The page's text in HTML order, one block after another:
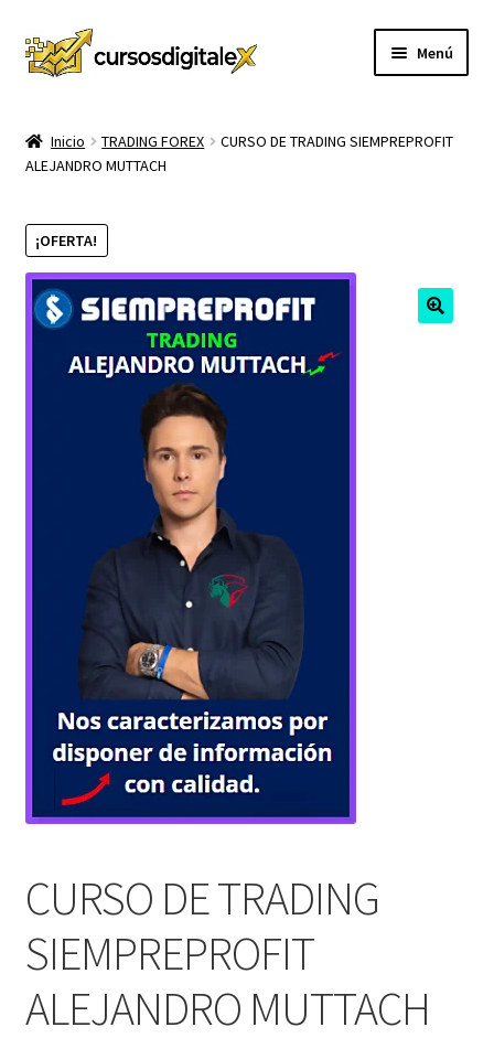
Ir
a
Ir
al
Menú
TIENDA
CURSOS
hijo
MEMBRESIA
Inicio TRADING FOREX
CURSO DE TRADING SIEMPREPROFIT
ALEJANDRO MUTTACH
¡OFERTA!
CURSO DE TRADING
SIEMPREPROFIT
ALEJANDRO MUTTACH